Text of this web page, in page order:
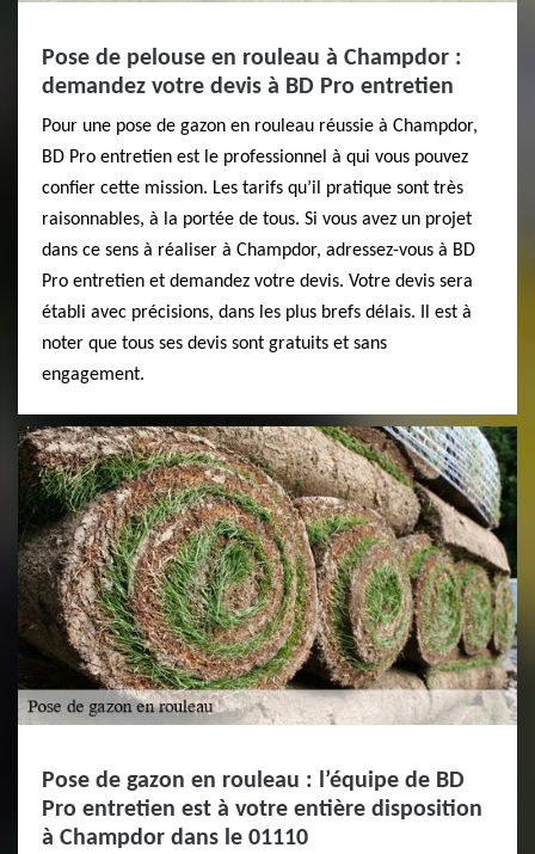
Pose de pelouse en rouleau à Champdor :
demandez votre devis à BD Pro entretien
Pour une pose de gazon en rouleau réussie à Champdor,
BD Pro entretien est le professionnel à qui vous pouvez
confier cette mission. Les tarifs qu’il pratique sont très
raisonnables, à la portée de tous. Si vous avez un projet
dans ce sens à réaliser à Champdor, adressez-vous à BD
Pro entretien et demandez votre devis. Votre devis sera
établi avec précisions, dans les plus brefs délais. Il est à
noter que tous ses devis sont gratuits et sans
engagement.
Pose de gazon en rouleau : l’équipe de BD
Pro entretien est à votre entière disposition
à Champdor dans le 01110